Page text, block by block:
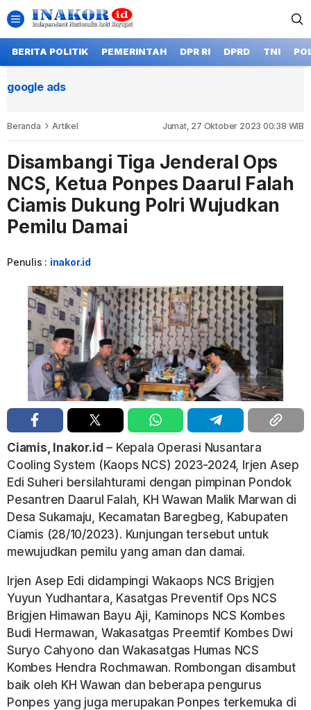
BERITA POLITIK PEMERINTAH DPR RI DPRD TNI
google ads
Beranda Artikel Jumat, 27 Oktober 2023 00:38 WIB
Disambangi Tiga Jenderal Ops
NCS, Ketua Ponpes Daarul Falah
Ciamis Dukung Polri Wujudkan
Pemilu Damai
Penulis : inakor.id
Ciamis, Inakor.id – Kepala Operasi Nusantara
Cooling System (Kaops NCS) 2023-2024, Irjen Asep
Edi Suheri bersilahturami dengan pimpinan Pondok
Pesantren Daarul Falah, KH Wawan Malik Marwan di
Desa Sukamaju, Kecamatan Baregbeg, Kabupaten
Ciamis (28/10/2023). Kunjungan tersebut untuk
mewujudkan pemilu yang aman dan damai.
Irjen Asep Edi didampingi Wakaops NCS Brigjen
Yuyun Yudhantara, Kasatgas Preventif Ops NCS
Brigjen Himawan Bayu Aji, Kaminops NCS Kombes
Budi Hermawan, Wakasatgas Preemtif Kombes Dwi
Suryo Cahyono dan Wakasatgas Humas NCS
Kombes Hendra Rochmawan. Rombongan disambut
baik oleh KH Wawan dan beberapa pengurus
Ponpes yang juga merupakan Ponpes terkemuka di